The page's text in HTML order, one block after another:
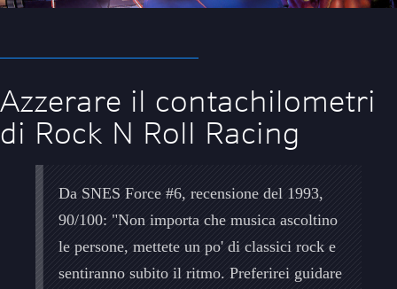
Azzerare il contachilometri
di Rock N Roll Racing
Da SNES Force #6, recensione del 1993,
90/100: "Non importa che musica ascoltino
le persone, mettete un po' di classici rock e
sentiranno subito il ritmo. Preferirei guidare